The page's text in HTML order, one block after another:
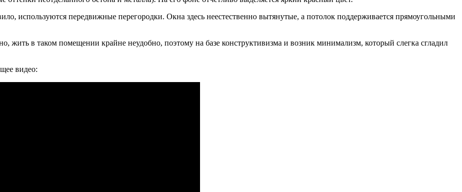
используются передвижные перегородки. Окна здесь неестественно вытянутые, а потолок поддерживается прямоугольными
жить в таком помещении крайне неудобно, поэтому на базе конструктивизма и возник минимализм, который слегка сгладил
видео: